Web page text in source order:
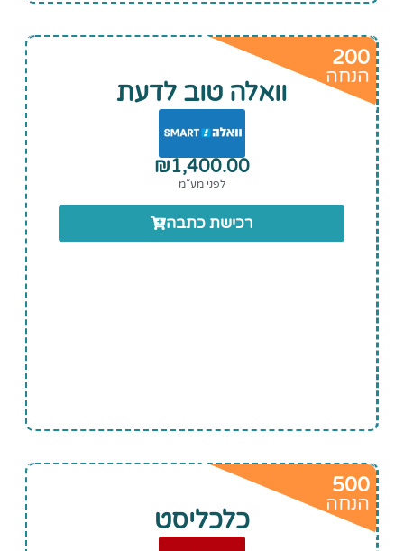
200
הנחה
וואלה טוב לדעת
₪1,400.00
לפני מע”מ
רכישת כתבה
500
הנחה
כלכליסט